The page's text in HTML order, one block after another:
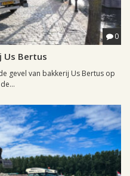
0
Us Bertus
gevel van bakkerij Us Bertus op